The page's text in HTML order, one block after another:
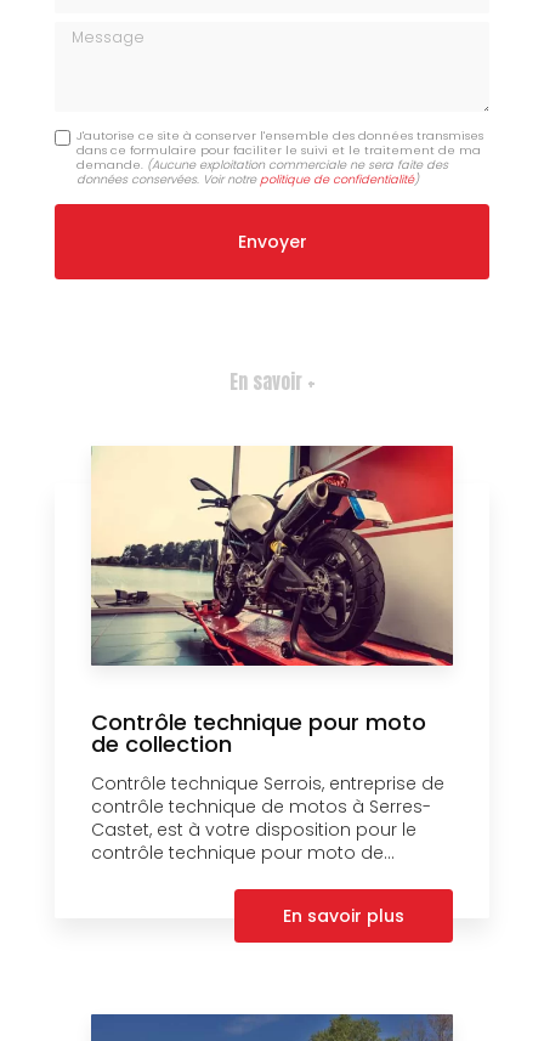
Message
J'autorise ce site à conserver l'ensemble des données transmises
dans ce formulaire pour faciliter le suivi et le traitement de ma
demande. (Aucune exploitation commerciale ne sera faite des
données conservées. Voir notrepolitique de confidentialité)
En savoir +
Contrôle technique pour moto
de collection
Contrôle technique Serrois, entreprise de
contrôle technique de motos à Serres-
Castet, est à votre disposition pour le
contrôle technique pour moto de...
En savoir plus